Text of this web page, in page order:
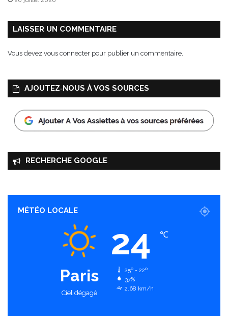
LAISSER UN COMMENTAIRE
Vous devez vous connecter pour publier un commentaire.
AJOUTEZ‑NOUS À VOS SOURCES
RECHERCHE GOOGLE
MÉTÉO LOCALE
Paris
Ciel dégagé
24 ℃
25º - 22º
37%
2.68 km/h